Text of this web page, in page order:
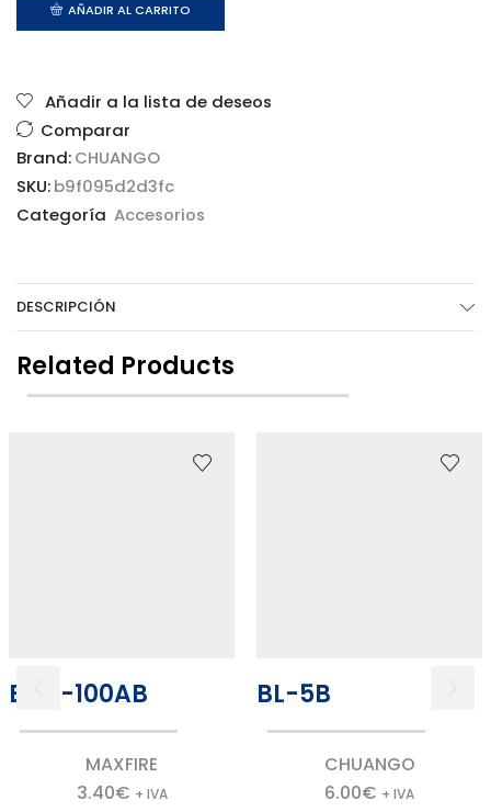
AÑADIR AL CARRITO
Añadir a la lista de deseos
Comparar
Brand:CHUANGO
SKU:b9f095d2d3fc
Categoría Accesorios
DESCRIPCIÓN
Related Products
ECO-100AB
MAXFIRE
3.40€ + IVA
BL-5B
CHUANGO
6.00€ + IVA